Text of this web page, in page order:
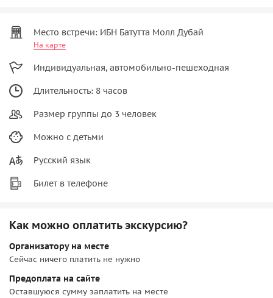
Место встречи: ИБН Батутта Молл Дубай
На карте
Индивидуальная, автомобильно-пешеходная
Длительность: 8 часов
Размер группы до 3 человек
Можно с детьми
Русский язык
Билет в телефоне
Как можно оплатить экскурсию?
Организатору на месте
Сейчас ничего платить не нужно
Предоплата на сайте
Оставшуюся сумму заплатить на месте